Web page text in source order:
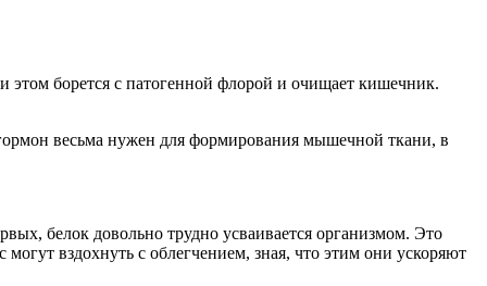
этом борется с патогенной флорой и очищает кишечник.
весьма нужен для формирования мышечной ткани, в
белок довольно трудно усваивается организмом. Это
вздохнуть с облегчением, зная, что этим они ускоряют